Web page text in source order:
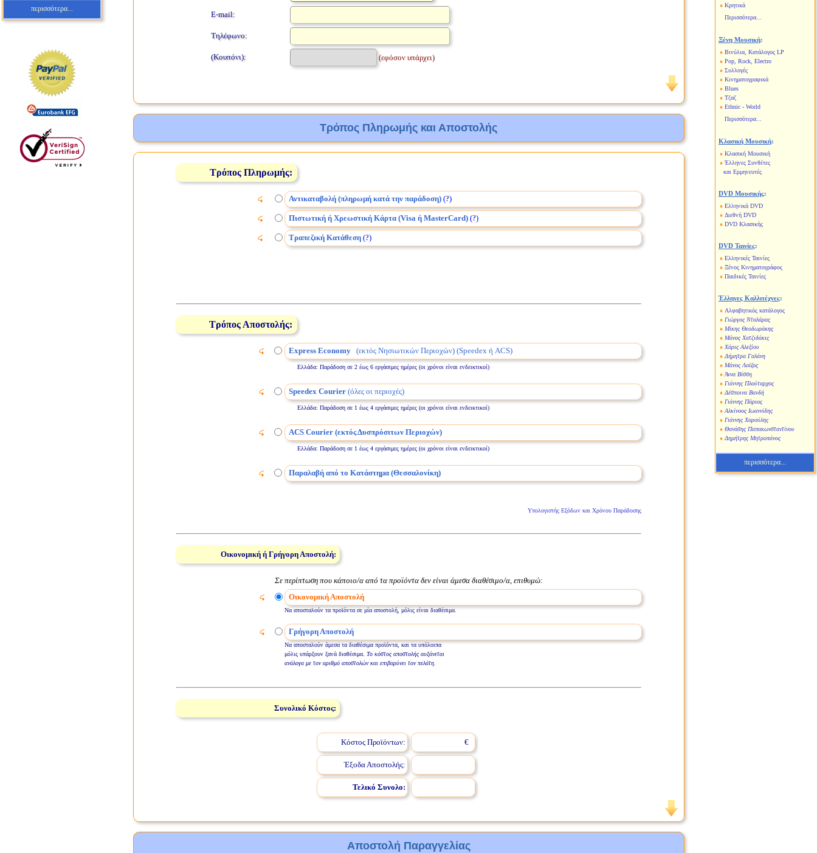
περισσότερα...
E-mail:
Τηλέφωνο:
(Κουπόνι): (εφόσον υπάρχει)
Τρόπος Πληρωμής και Αποστολής
Τρόπος Πληρωμής:
Αντικαταβολή (πληρωμή κατά την παράδοση)(?)
Πιστωτική ή Χρεωστική Κάρτα (Visa ή MasterCard)(?)
Τραπεζική Κατάθεση(?)
Τρόπος Αποστολής:
Express Economy(εκτός Νησιωτικών Περιοχών) (Speedex ή ACS)
Ελλάδα: Παράδοση σε 2 έως 6 εργάσιμες ημέρες (οι χρόνοι είναι ενδεικτικοί)
Speedex Courier(όλες οι περιοχές)
Ελλάδα: Παράδοση σε 1 έως 4 εργάσιμες ημέρες (οι χρόνοι είναι ενδεικτικοί)
ACS Courier (εκτός Δυσπρόσιτων Περιοχών)
Ελλάδα: Παράδοση σε 1 έως 4 εργάσιμες ημέρες (οι χρόνοι είναι ενδεικτικοί)
Παραλαβή από το Κατάστημα (Θεσσαλονίκη)
Υπολογιστής Εξόδων και Χρόνου Παράδοσης
Οικονομική ή Γρήγορη Αποστολή:
Σε περίπτωση που κάποιο/α από τα προϊόντα δεν είναι άμεσα διαθέσιμο/α, επιθυμώ:
Οικονομική Αποστολή
Να αποσταλούν τα προϊόντα σε μία αποστολή, μόλις είναι διαθέσιμα.
Γρήγορη Αποστολή
Να αποσταλούν άμεσα τα διαθέσιμα προϊόντα, και τα υπόλοιπα
μόλις υπάρξουν ξανά διαθέσιμα. Το κόστος αποστολής αυξάνεται
ανάλογα με τον αριθμό αποστολών και επιβαρύνει τον πελάτη.
Συνολικό Κόστος:
Κόστος Προϊόντων: €
Έξοδα Αποστολής:
Τελικό Συνολο:
Αποστολή Παραγγελίας
Κρητικά
Περισσότερα...
Ξένη Μουσική:
Βινύλια, Κατάλογος LP
Pop, Rock, Electro
Συλλογές
Κινηματογραφικά
Blues
Τζαζ
Ethnic - World
Περισσότερα...
Κλασική Μουσική:
Κλασική Μουσική
Έλληνες Συνθέτες
και Ερμηνευτές
DVD Μουσικής:
Ελληνικά DVD
Διεθνή DVD
DVD Κλασικής
DVD Ταινίες:
Ελληνικές Ταινίες
Ξένος Κινηματογράφος
Παιδικές Ταινίες
Έλληνες Καλλιτέχνες:
Αλφαβητικός κατάλογος
Γιώργος Νταλάρας
Μίκης Θεοδωράκης
Μάνος Χατζιδάκις
Χάρις Αλεξίου
Δήμητρα Γαλάνη
Μάνος Λοϊζος
Άννα Βίσση
Γιάννης Πλούταρχος
Δέσποινα Βανδή
Γιάννης Πάριος
Αλκίνοος Ιωαννίδης
Γιάννης Χαρούλης
Θανάσης Παπακωνσταντίνου
Δημήτρης Μητροπάνος
περισσότερα...